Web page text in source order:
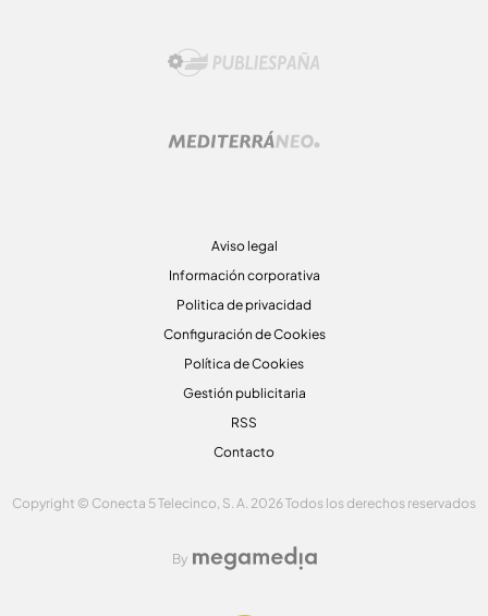
Aviso legal
Información corporativa
Politica de privacidad
Configuración de Cookies
Política de Cookies
Gestión publicitaria
RSS
Contacto
Copyright © Conecta 5 Telecinco, S. A. 2026 Todos los derechos reservados
By